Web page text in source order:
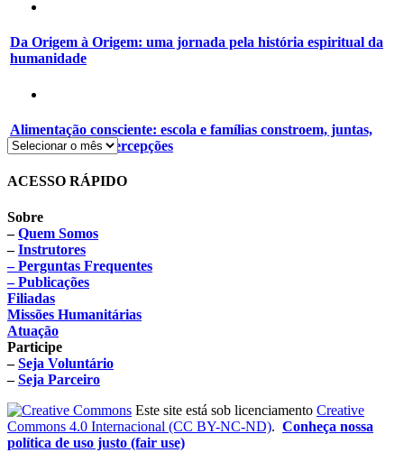
Da Origem à Origem: uma jornada pela história espiritual da
humanidade
Alimentação consciente: escola e famílias constroem, juntas,
novos hábitos e percepções
ACESSO RÁPIDO
Sobre
–Quem Somos
–Instrutores
– Perguntas Frequentes
– Publicações
Filiadas
Missões Humanitárias
Atuação
Participe
–Seja Voluntário
–Seja Parceiro
Este site está sob licenciamento Creative
Commons 4.0 Internacional (CC BY-NC-ND). Conheça nossa
política de uso justo (fair use)